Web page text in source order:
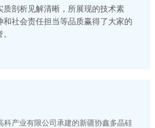
剖析见解清晰，所展现的技术素
和社会责任担当等品质赢得了大家的
科产业有限公司承建的新疆协鑫多晶硅